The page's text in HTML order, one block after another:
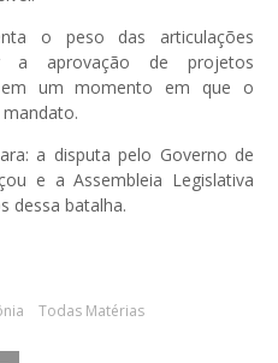
o peso das articulações
a aprovação de projetos
em um momento em que o
a disputa pelo Governo de
e a Assembleia Legislativa
dessa batalha.
Todas Matérias